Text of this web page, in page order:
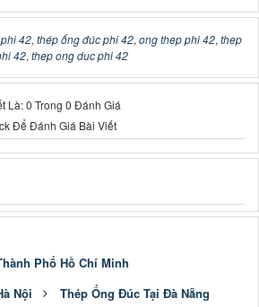
42, thép ống đúc phi 42, ong thep phi 42, thep
42, thep ong duc phi 42
Là: 0 Trong 0 Đánh Giá
Để Đánh Giá Bài Viết
Phố Hồ Chí Minh
Nội
Thép Ống Đúc Tại Đà Nẵng